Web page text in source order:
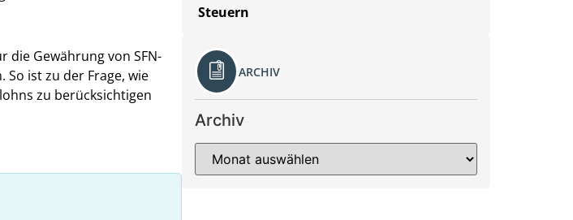
die Gewährung von SFN-
So ist zu der Frage, wie
zu berücksichtigen
Steuern
ARCHIV
Archiv